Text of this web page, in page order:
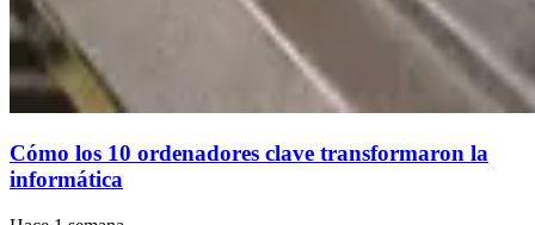
Cómo los 10 ordenadores clave transformaron la
informática